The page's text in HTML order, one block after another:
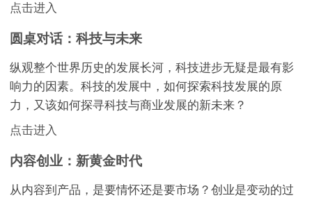
点击进入
圆桌对话：科技与未来
纵观整个世界历史的发展长河，科技进步无疑是最有影
响力的因素。科技的发展中，如何探索科技发展的原
力，又该如何探寻科技与商业发展的新未来？
点击进入
内容创业：新黄金时代
从内容到产品，是要情怀还是要市场？创业是变动的过